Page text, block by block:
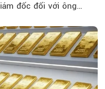
đốc đối với ông